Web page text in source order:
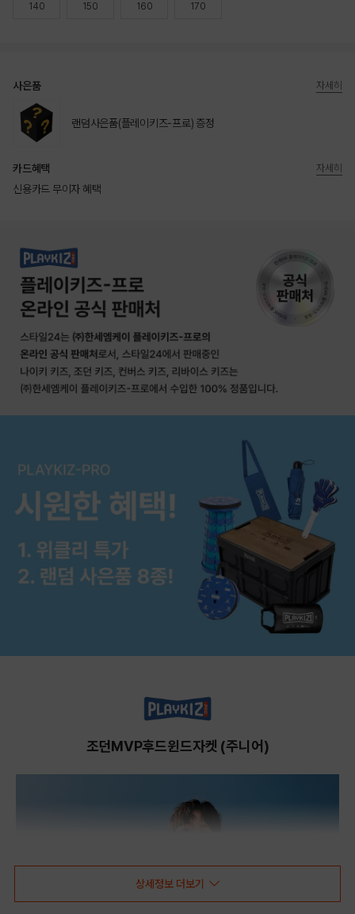
140 150 160 170
사은품
랜덤사은품(플레이키즈-프로) 증정
자세히
카드혜택
신용카드 무이자 혜택
자세히
조던MVP후드윈드자켓 (주니어)
상세정보 더보기